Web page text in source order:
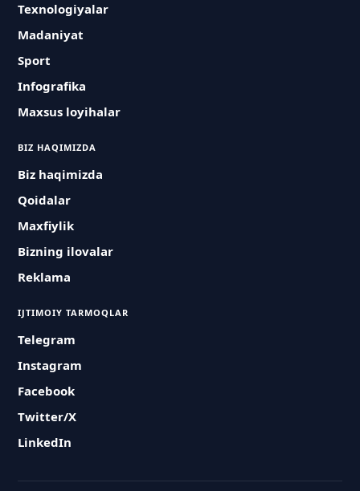
Texnologiyalar
Madaniyat
Sport
Infografika
Maxsus loyihalar
BIZ HAQIMIZDA
Biz haqimizda
Qoidalar
Maxfiylik
Bizning ilovalar
Reklama
IJTIMOIY TARMOQLAR
Telegram
Instagram
Facebook
Twitter/X
LinkedIn